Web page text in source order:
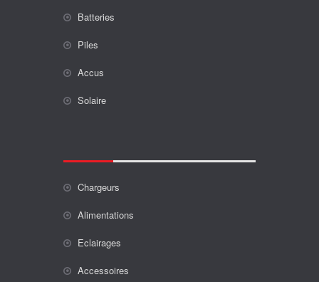
Batteries
Piles
Accus
Solaire
Chargeurs
Alimentations
Eclairages
Accessoires